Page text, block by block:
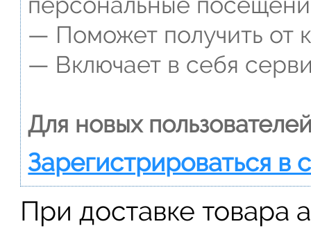
— Поможет получить от
— Включает в себя
Для новых
Зарегистрироваться в
При доставке товара